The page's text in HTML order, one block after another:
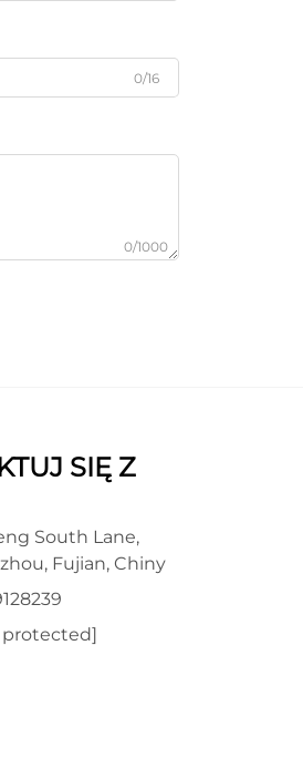
0/16
0/1000
SIĘ Z
South Lane,
Fujian, Chiny